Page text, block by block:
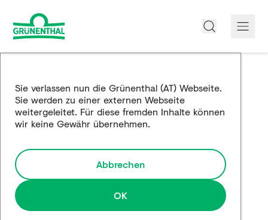
Produkte
Edukation
Forschung und Entwicklung
Partnerschaften
Sie verlassen nun die Grünenthal (AT) Webseite.
Sie werden zu einer externen Webseite
weitergeleitet. Für diese fremden Inhalte können
wir keine Gewähr übernehmen.
Abbrechen
OK